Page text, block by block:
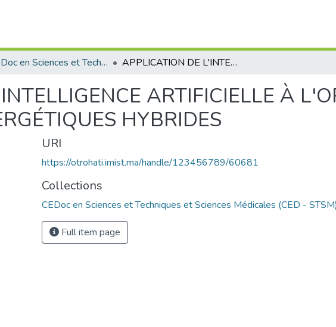
CEDoc en Sciences et Techniques et Sciences Médicales (CED - STSM) APPLICATION DE L'INTELLIGENCE ARTIFICIELLE À L'OPTIMISATION DES SYSTÈMES ÉNERGÉTIQUES HYBRIDES
ARTIFICIELLE À
HYBRIDES
URI
https://otrohati.imist.ma/handle/123456789/60681
Collections
CEDoc en Sciences et Techniques et Sciences Médicales (CED - STSM)
Full item page